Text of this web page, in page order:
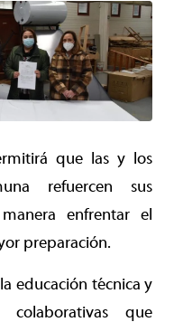
que las y los
refuercen sus
enfrentar el
preparación.
educación técnica y
colaborativas que